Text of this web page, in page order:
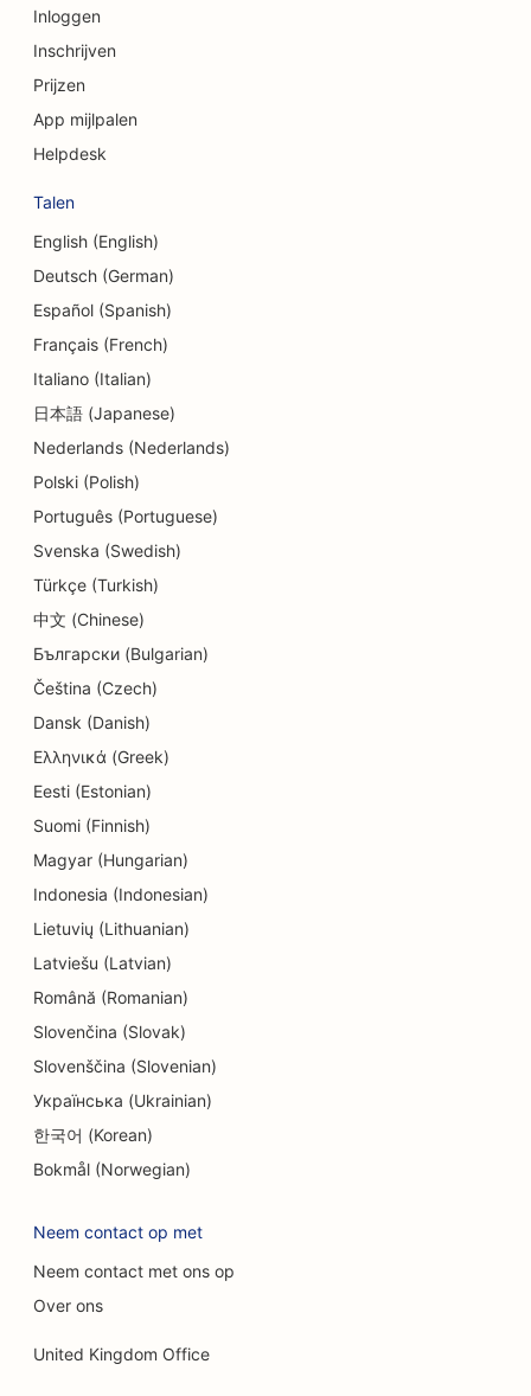
SEO voor kredietinstellingen
SEO voor delicatessenzaken
SEO voor schuldbemiddelingsdiensten
SEO voor valutawisseldiensten
SEO voor dermabrasiediensten
SEO voor kinderdagverblijven
SEO voor tandheelkundige klinieken
SEO voor detailwinkels
SEO voor cupcakewinkels
SEO voor onderwijs en kinderopvang
SEO voor elektriciens
SEO voor stomerijen
SEO voor elektronicawinkels
SEO voor ingenieursbureaus
SEO voor amusement en recreatie
SEO voor Escape Rooms
EO voor etnische restaurants
SEO voor boerderij-keukenrestaurants
SEO voor faceliftdiensten
SEO voor familierestaurants
SEO voor bloemisten
SEO voor uitstekende restaurants
Inloggen
Inschrijven
Prijzen
App mijlpalen
Helpdesk
Talen
English (English)
Deutsch (German)
Español (Spanish)
Français (French)
Italiano (Italian)
日本語 (Japanese)
Nederlands (Nederlands)
Polski (Polish)
Português (Portuguese)
Svenska (Swedish)
Türkçe (Turkish)
中文 (Chinese)
Български (Bulgarian)
Čeština (Czech)
Dansk (Danish)
Ελληνικά (Greek)
Eesti (Estonian)
Suomi (Finnish)
Magyar (Hungarian)
Indonesia (Indonesian)
Lietuvių (Lithuanian)
Latviešu (Latvian)
Română (Romanian)
Slovenčina (Slovak)
Slovenščina (Slovenian)
Українська (Ukrainian)
한국어 (Korean)
Bokmål (Norwegian)
Neem contact op met
Neem contact met ons op
Over ons
United Kingdom Office